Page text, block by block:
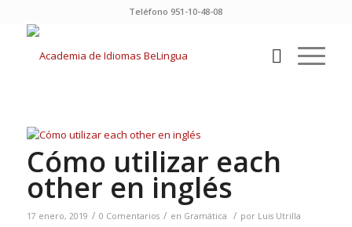
Teléfono 951-10-48-08
Cómo utilizar each
other en inglés
17 enero, 2019 / 0 Comentarios / en Gramática / por Luis Utrilla